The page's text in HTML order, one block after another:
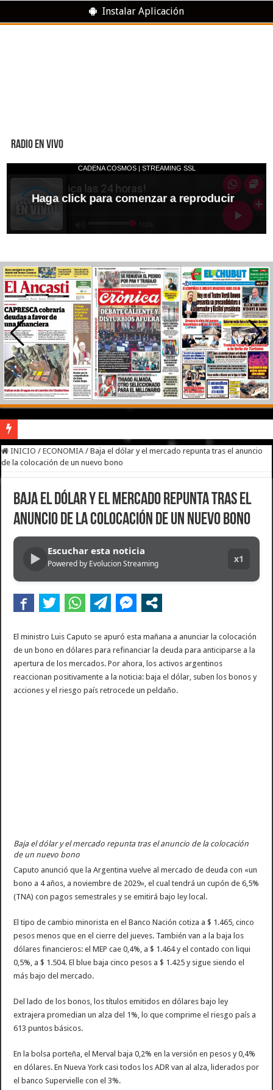
Instalar Aplicación
RADIO EN VIVO
River lo descartó y el pibe Jaime brilla en Peñarol de Montevideo: «¿Nos dieron
Flávio Bolsonaro culpó a Lula da Silva de la crisis con Argentina y a su
Franco Colapinto denunció que fue víctima de un robo en Italia: «Quién
Franco Mastantuono se fue de Real Madrid y en Italia lo recibió una multitud:
Dolor en Chubut: murió el intendente de Gaiman en medio de una operación
Escala el conflicto universitario: los rectores piden a la Justicia que intime al
Pedradas, corridas y detenidos frente al Congreso en la marcha contra la Ley de
La contundente respuesta de Benegas Lynch a una senadora K que quiso
INICIO / ECONOMIA / Baja el dólar y el mercado repunta tras el anuncio
de la colocación de un nuevo bono
Baja el dólar y el mercado repunta tras el
anuncio de la colocación de un nuevo bono
▶ Escuchar esta noticia
Powered by Evolucion Streaming x1
El ministro Luis Caputo se apuró esta mañana a anunciar la colocación
de un bono en dólares para refinanciar la deuda para anticiparse a la
apertura de los mercados. Por ahora, los activos argentinos
reaccionan positivamente a la noticia: baja el dólar, suben los bonos y
acciones y el riesgo país retrocede un peldaño.
Baja el dólar y el mercado repunta tras el anuncio de la colocación
de un nuevo bono
Caputo anunció que la Argentina vuelve al mercado de deuda con «un
bono a 4 años, a noviembre de 2029», el cual tendrá un cupón de 6,5%
(TNA) con pagos semestrales y se emitirá bajo ley local.
El tipo de cambio minorista en el Banco Nación cotiza a $ 1.465, cinco
pesos menos que en el cierre del jueves. También van a la baja los
dólares financieros: el MEP cae 0,4%, a $ 1.464 y el contado con liqui
0,5%, a $ 1.504. El blue baja cinco pesos a $ 1.425 y sigue siendo el
más bajo del mercado.
Del lado de los bonos, los títulos emitidos en dólares bajo ley
extrajera promedian un alza del 1%, lo que comprime el riesgo país a
613 puntos básicos.
En la bolsa porteña, el Merval baja 0,2% en la versión en pesos y 0,4%
en dólares. En Nueva York casi todos los ADR van al alza, liderados por
el banco Supervielle con el 3%.